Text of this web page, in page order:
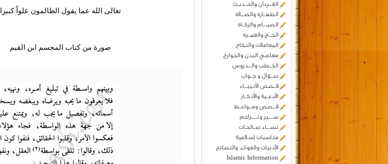
القـــرءان والحــديـث
الطهــارة والصـــلاة
الصيــــام والزكــاة
الحـــج والعمــرة
المعاملات والنكاح
معاصي البدن والجوارح
الخــطب والـــدروس
ســـؤال و جــواب
قــصص الأنـبيـــاء
الأدعــية والأذكــار
قـــصص ومـــواعــظ
ســـــير وتــــــراجم
نســــاء صــالحـات
منـاسبات إسـلامية
الأدبيات والفوائد والنصائح
Islamic Information
تعالى الله عما يقول الظالمون علواً كبيرا
صورة من كتاب المجسم ابن القيم